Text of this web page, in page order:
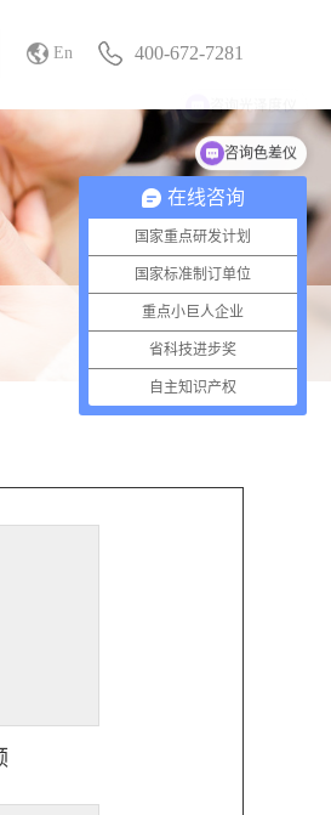
En 400-672-7281
在线咨询
国家重点研发计划
国家标准制订单位
重点小巨人企业
省科技进步奖
自主知识产权
咨询色差仪